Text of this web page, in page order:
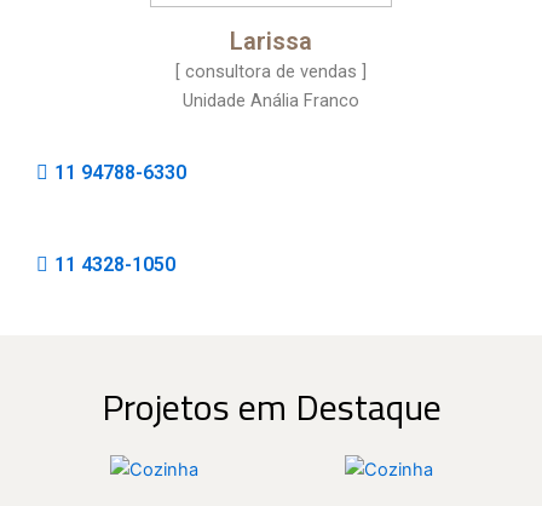
Larissa
[ consultora de vendas ]
Unidade Anália Franco
11 94788-6330
11 4328-1050
Projetos em Destaque